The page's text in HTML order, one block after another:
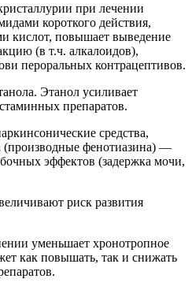
при лечении
короткого действия,
кислот, повышает выведение
(в т.ч. алкалоидов),
пероральных контрацептивов.
Этанол усиливает
препаратов.
средства,
(производные фенотиазина) —
эффектов (задержка мочи,
риск развития
уменьшает хронотропное
как повышать, так и снижать